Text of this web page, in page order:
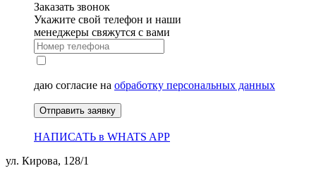
Заказать звонок
Укажите свой телефон и наши
менеджеры свяжутся с вами
даю согласие на обработку персональных данных
Отправить заявку
НАПИСАТЬ в WHATS APP
ул. Кирова, 128/1